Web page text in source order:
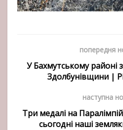
попередня
У Бахмутському районі
Здолбунівщини |
наступна
Три медалі на
сьогодні наші